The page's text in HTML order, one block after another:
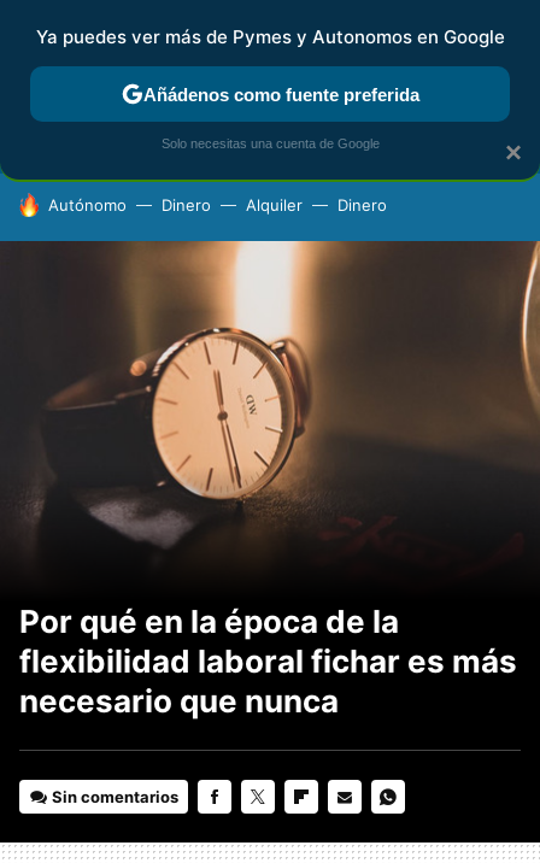
FISCALIDAD Y CONTABILIDAD KIT DIGITAL RENTA
HOY SE HABLA DE
Autónomo Dinero Alquiler Dinero
Por qué en la época de la
flexibilidad laboral fichar es más
necesario que nunca
Sin comentarios
×
Ya puedes ver más de Pymes y Autonomos en Google
Añádenos como fuente preferida
Solo necesitas una cuenta de Google